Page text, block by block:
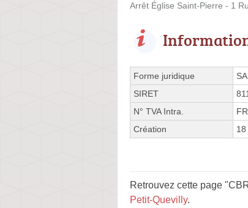
Arrêt Église Saint-Pierre - 1
Forme juridique
SIRET
N° TVA Intra.
Création
Retrouvez cette page
Petit-Quevilly.